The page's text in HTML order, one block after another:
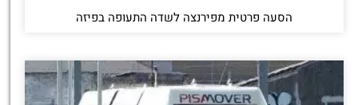
הסעה פרטית מפירנצה לשדה התעופה בפיזה